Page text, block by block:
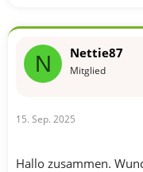
k
o
:
N Nettie87
Mitglied
15. Sep. 2025
Hallo zusammen.